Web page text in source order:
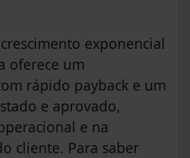
exponencial
oferece um
rápido payback e um
e aprovado,
e na
cliente. Para saber